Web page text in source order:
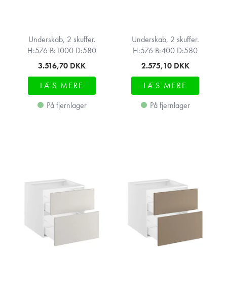
Underskab, 2 skuffer.
H:576 B:1000 D:580
3.516,70 DKK
LÆS MERE
På fjernlager
Underskab, 2 skuffer.
H:576 B:400 D:580
2.575,10 DKK
LÆS MERE
På fjernlager